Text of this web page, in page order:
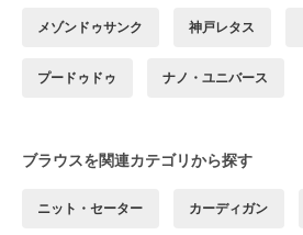
メゾンドゥサンク 神戸レタス
プードゥドゥ ナノ・ユニバース
ブラウスを関連カテゴリから探す
ニット・セーター カーディガン